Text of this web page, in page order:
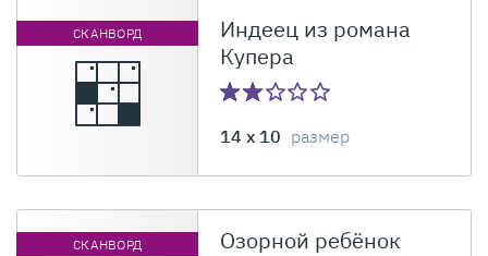
СКАНВОРД
Индеец из романа
Купера
14 x 10 размер
СКАНВОРД Озорной ребёнок